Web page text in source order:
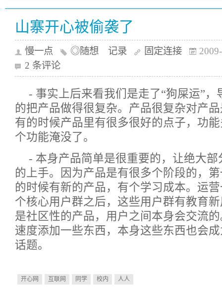
山寨开心被偷袭了
慢一点 ◎随想 记录 固定连接
2 条评论
- 事实上后来看我们是走了“狗屎运”，
的把产品做得很复杂。产品很复杂对产
有的时候产品里有很多很好的点子，功
个功能淹没了。
- 本身产品简单是很重要的，让绝大
的上手。因为产品是有很多个阶段的，
的时候有新的产品，有个学习成本。运
个核心用户群之后，这些用户群有教育
是社区性的产品，用户之间本身会交流
速度添加一些东西，本身这些东西也会
话题。
开心网 互联网 同学 校内 人人